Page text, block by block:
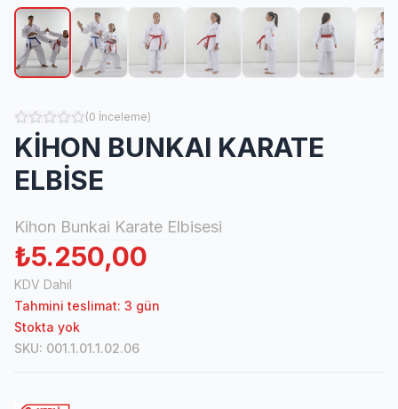
(0 İnceleme)
KİHON BUNKAI KARATE
ELBİSE
Kihon Bunkai Karate Elbisesi
₺5.250,00
KDV Dahil
Tahmini teslimat: 3 gün
Stokta yok
SKU: 001.1.01.1.02.06